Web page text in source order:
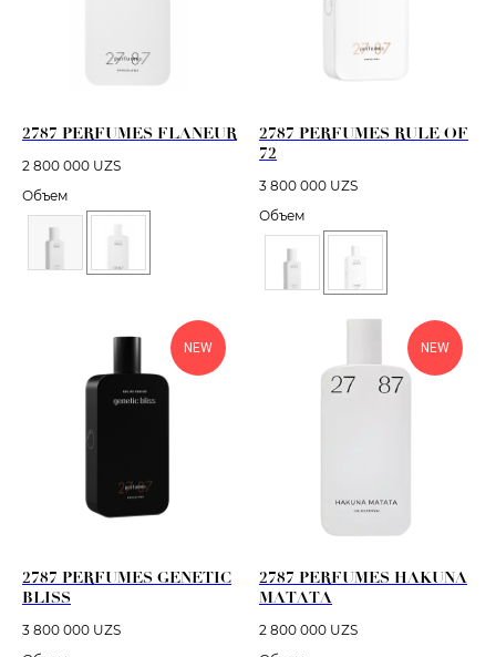
2787 PERFUMES FLANEUR
2 800 000 UZS
Объем
2787 PERFUMES RULE OF
72
3 800 000 UZS
Объем
NEW
2787 PERFUMES GENETIC
BLISS
3 800 000 UZS
NEW
2787 PERFUMES HAKUNA
MATATA
2 800 000 UZS